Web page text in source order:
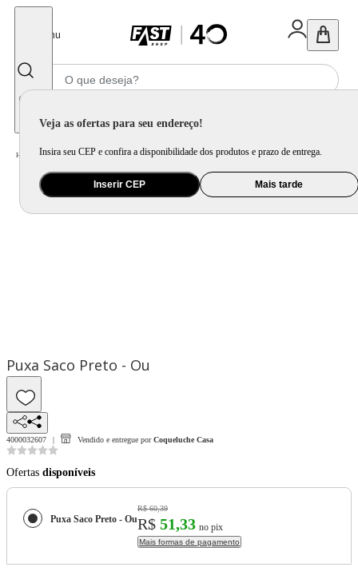
Menu
Veja as ofertas para seu endereço!
Insira seu CEP e confira a disponibilidade dos produtos e prazo de entrega.
Inserir CEP Mais tarde
Home Utilidade Doméstica Organização e Armazenamento / Organização de Pia e Cozinha
Puxa Saco Preto - Ou
4000032607 Vendido e entregue por Coqueluche Casa
Ofertas disponíveis
Puxa Saco Preto - Ou
R$ 60,39
R$ 51,33 no pix
Mais formas de pagamento